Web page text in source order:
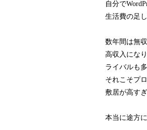
自分で
生活費の足
数年間は無
高収入にな
ライバルも
それこそプ
敷居が高す
本当に途方